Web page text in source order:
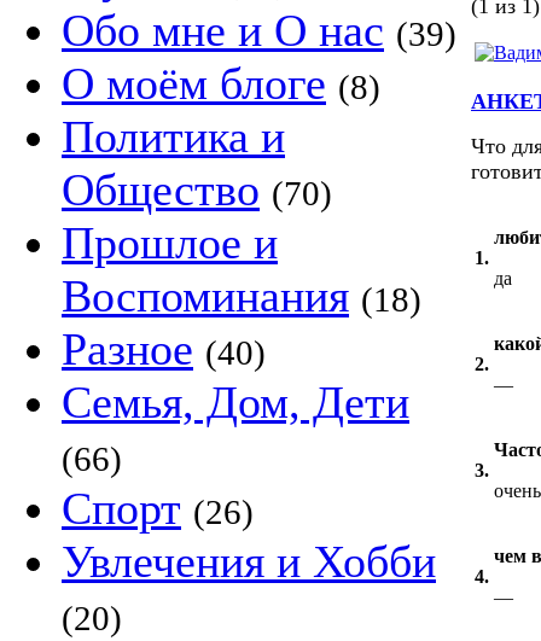
Обо мне и О нас (39)
О моём блоге (8)
Политика и
Общество (70)
Прошлое и
Воспоминания (18)
Разное (40)
Семья, Дом, Дети
(66)
Спорт (26)
Увлечения и Хобби
(20)
(1 из 1)
Что
1.
да
2.
—
3.
4.
чем
—